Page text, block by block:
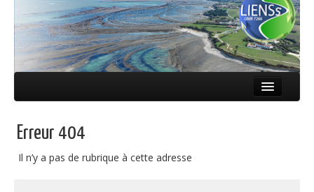
Équipes
Réseaux
Erreur 404
Il n’y a pas de rubrique à cette adresse